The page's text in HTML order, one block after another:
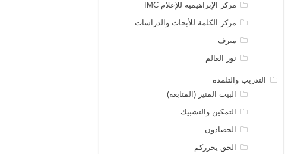
مركز الإبراهيمية للإعلام IMC
مركز الكلمة للأبحاث والدراسات
ميرف
نور العالم
التدريب والتلمذه
البيت المنير (المتابعة)
التمكين والتشبيك
الحصادون
الحق يحرركم